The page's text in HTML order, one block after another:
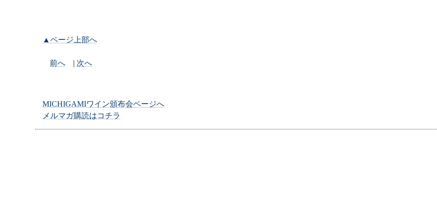
▲ページ上部へ
前へ | 次へ
MICHIGAMIワイン頒布会ページへ
メルマガ購読はコチラ